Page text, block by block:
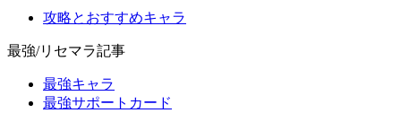
攻略とおすすめキャラ
最強/リセマラ記事
最強キャラ
最強サポートカード